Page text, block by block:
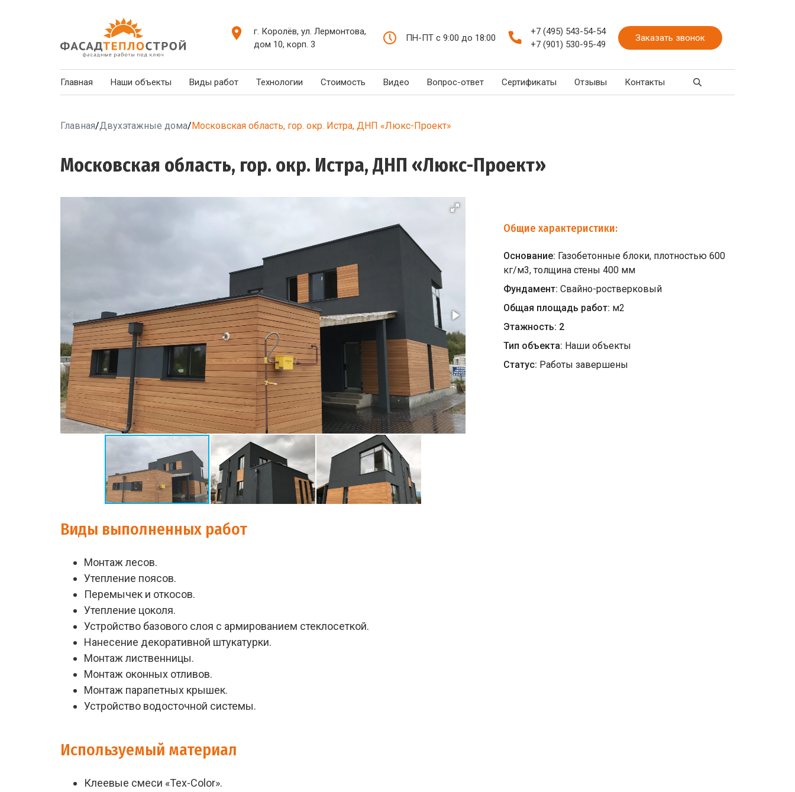
г. Королёв, ул. Лермонтова,
дом 10, корп. 3
ПН-ПТ с 9:00 до 18:00
+7 (495) 543-54-54
+7 (901) 530-95-49
Заказать звонок
Главная Наши объекты Виды работ Технологии Стоимость Видео Вопрос-ответ Сертификаты Отзывы Контакты
Главная/Двухэтажные дома/Московская область, гор. окр. Истра, ДНП «Люкс-Проект»
Московская область, гор. окр. Истра, ДНП «Люкс-Проект»
Общие характеристики:
Основание: Газобетонные блоки, плотностью 600
кг/м3, толщина стены 400 мм
Фундамент: Свайно-ростверковый
Общая площадь работ: м2
Этажность: 2
Тип объекта: Наши объекты
Статус: Работы завершены
Виды выполненных работ
Монтаж лесов.
Утепление поясов.
Перемычек и откосов.
Утепление цоколя.
Устройство базового слоя с армированием стеклосеткой.
Нанесение декоративной штукатурки.
Монтаж лиственницы.
Монтаж оконных отливов.
Монтаж парапетных крышек.
Устройство водосточной системы.
Используемый материал
Клеевые смеси «Tex-Color».